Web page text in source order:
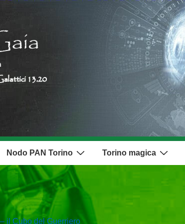
Nodo PAN Torino Torino magica
il Cubo del Guerriero